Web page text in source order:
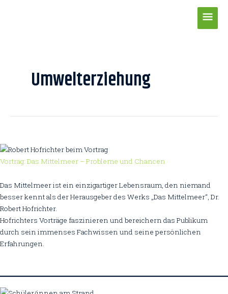
Umwelterziehung
Vortrag: Das Mittelmeer – Probleme und Chancen
Das Mittelmeer ist ein einzigartiger Lebensraum, den niemand
besser kennt als der Herausgeber des Werks „Das Mittelmeer“, Dr.
Robert Hofrichter.
Hofrichters Vorträge faszinieren und bereichern das Publikum
durch sein immenses Fachwissen und seine persönlichen
Erfahrungen.